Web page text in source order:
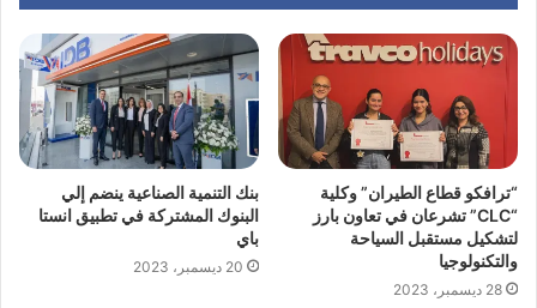
“ترافكو قطاع الطيران” وكلية
“CLC” تشرعان في تعاون بارز
لتشكيل مستقبل السياحة
والتكنولوجيا
28 ديسمبر، 2023
بنك التنمية الصناعية ينضم إلي
البنوك المشتركة في تطبيق انستا
باي
20 ديسمبر، 2023